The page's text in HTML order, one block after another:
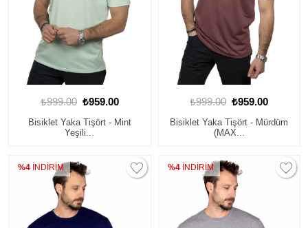
₺999.00 ₺959.00
Bisiklet Yaka Tişört - Mint
Yeşili...
₺999.00 ₺959.00
Bisiklet Yaka Tişört - Mürdüm
(MAX...
%4 İNDİRİM %4İNDİRİM